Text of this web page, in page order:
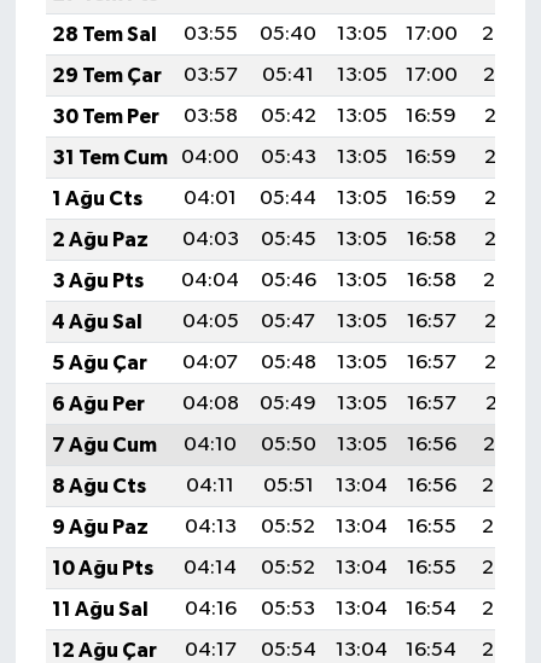
28 Tem Sal
03:55 05:40 13:05 17:00
20:20
29 Tem Çar
03:57 05:41 13:05 17:00
20:19
30 Tem Per
03:58 05:42 13:05 16:59
20:18
31 Tem Cum
04:00 05:43 13:05 16:59
20:17
1 Ağu Cts
04:01 05:44 13:05 16:59
20:16
2 Ağu Paz
04:03 05:45 13:05 16:58
20:15
3 Ağu Pts
04:04 05:46 13:05 16:58
20:14
4 Ağu Sal
04:05 05:47 13:05 16:57
20:13
5 Ağu Çar
04:07 05:48 13:05 16:57
20:12
6 Ağu Per
04:08 05:49 13:05 16:57
20:11
7 Ağu Cum
04:10 05:50 13:05 16:56
20:10
8 Ağu Cts
04:11 05:51 13:04 16:56
20:08
9 Ağu Paz
04:13 05:52 13:04 16:55
20:07
10 Ağu Pts
04:14 05:52 13:04 16:55
20:06
11 Ağu Sal
04:16 05:53 13:04 16:54
20:05
12 Ağu Çar
04:17 05:54 13:04 16:54
20:03